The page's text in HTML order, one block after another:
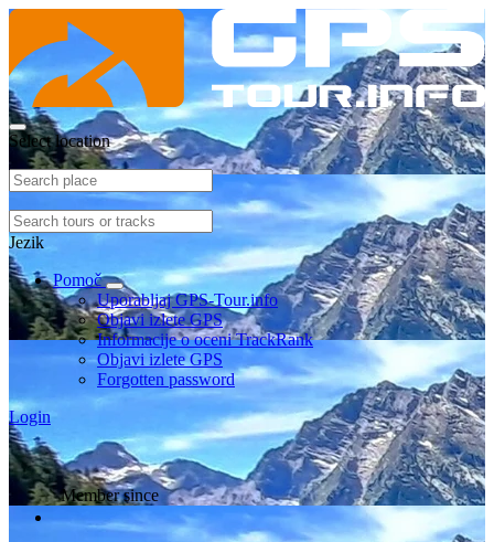
Select location
Jezik
Pomoč
Uporabljaj GPS-Tour.info
Objavi izlete GPS
Informacije o oceni TrackRank
Objavi izlete GPS
Forgotten password
Login
Member since